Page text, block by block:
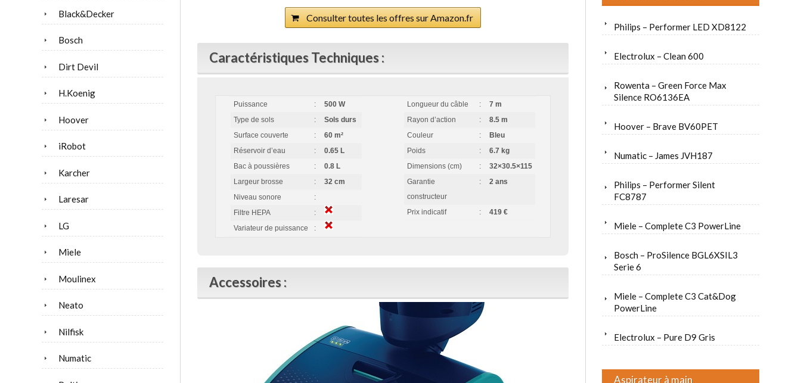
Consulter toutes les offres sur Amazon.fr
Caractéristiques Techniques :
Puissance :
500 W
Type de sols
:
Sols durs
Surface couverte
:
60 m²
Réservoir d’eau
:
0.65 L
Bac à poussières
:
0.8 L
Largeur brosse
:
32 cm
Niveau sonore
:
Filtre HEPA
:
Variateur de puissance
:
Longueur du câble :
7 m
Rayon d’action
:
8.5 m
Couleur
:
Bleu
Poids
:
6.7 kg
Dimensions (cm)
:
32×30.5×115
Garantie
constructeur
: 2 ans
Prix indicatif : 419 €
Accessoires :
Philips – Performer LED XD8122
Electrolux – Clean 600
Rowenta – Green Force Max
Silence RO6136EA
Hoover – Brave BV60PET
Numatic – James JVH187
Philips – Performer Silent
FC8787
Miele – Complete C3 PowerLine
Bosch – ProSilence BGL6XSIL3
Serie 6
Miele – Complete C3 Cat&Dog
PowerLine
Electrolux – Pure D9 Gris
Aspirateur à main
Black&Decker
Bosch
Dirt Devil
H.Koenig
Hoover
iRobot
Karcher
Laresar
LG
Miele
Moulinex
Neato
Nilfisk
Numatic